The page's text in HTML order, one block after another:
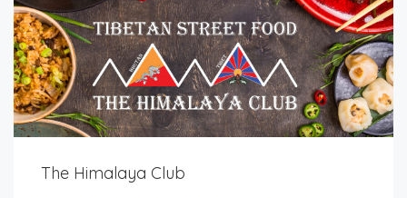
The Himalaya Club